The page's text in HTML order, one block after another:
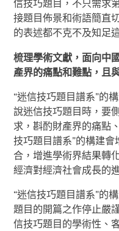
信技巧題目，不只需求
接題目佈景和術語簡直
的表述都不克不及知足
梳理學術文獻，面向中
產界的痛點和難點，且
“迷信技巧題目譜系”的
說迷信技巧題目時，要
求，斟酌財產界的痛點
技巧題目譜系”的構建
合，增進學術界結果轉
經濟對經濟社會成長的
“迷信技巧題目譜系”的
題目的開篇之作停止嚴
信技巧題目的學術性、